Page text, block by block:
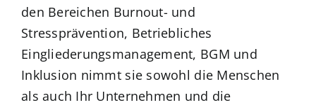
den Bereichen Burnout- und
Stressprävention, Betriebliches
Eingliederungsmanagement, BGM und
Inklusion nimmt sie sowohl die Menschen
als auch Ihr Unternehmen und die